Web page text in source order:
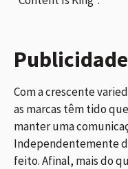
Com a crescente
as marcas têm tido
manter uma
Independentemente
feito. Afinal, mais do